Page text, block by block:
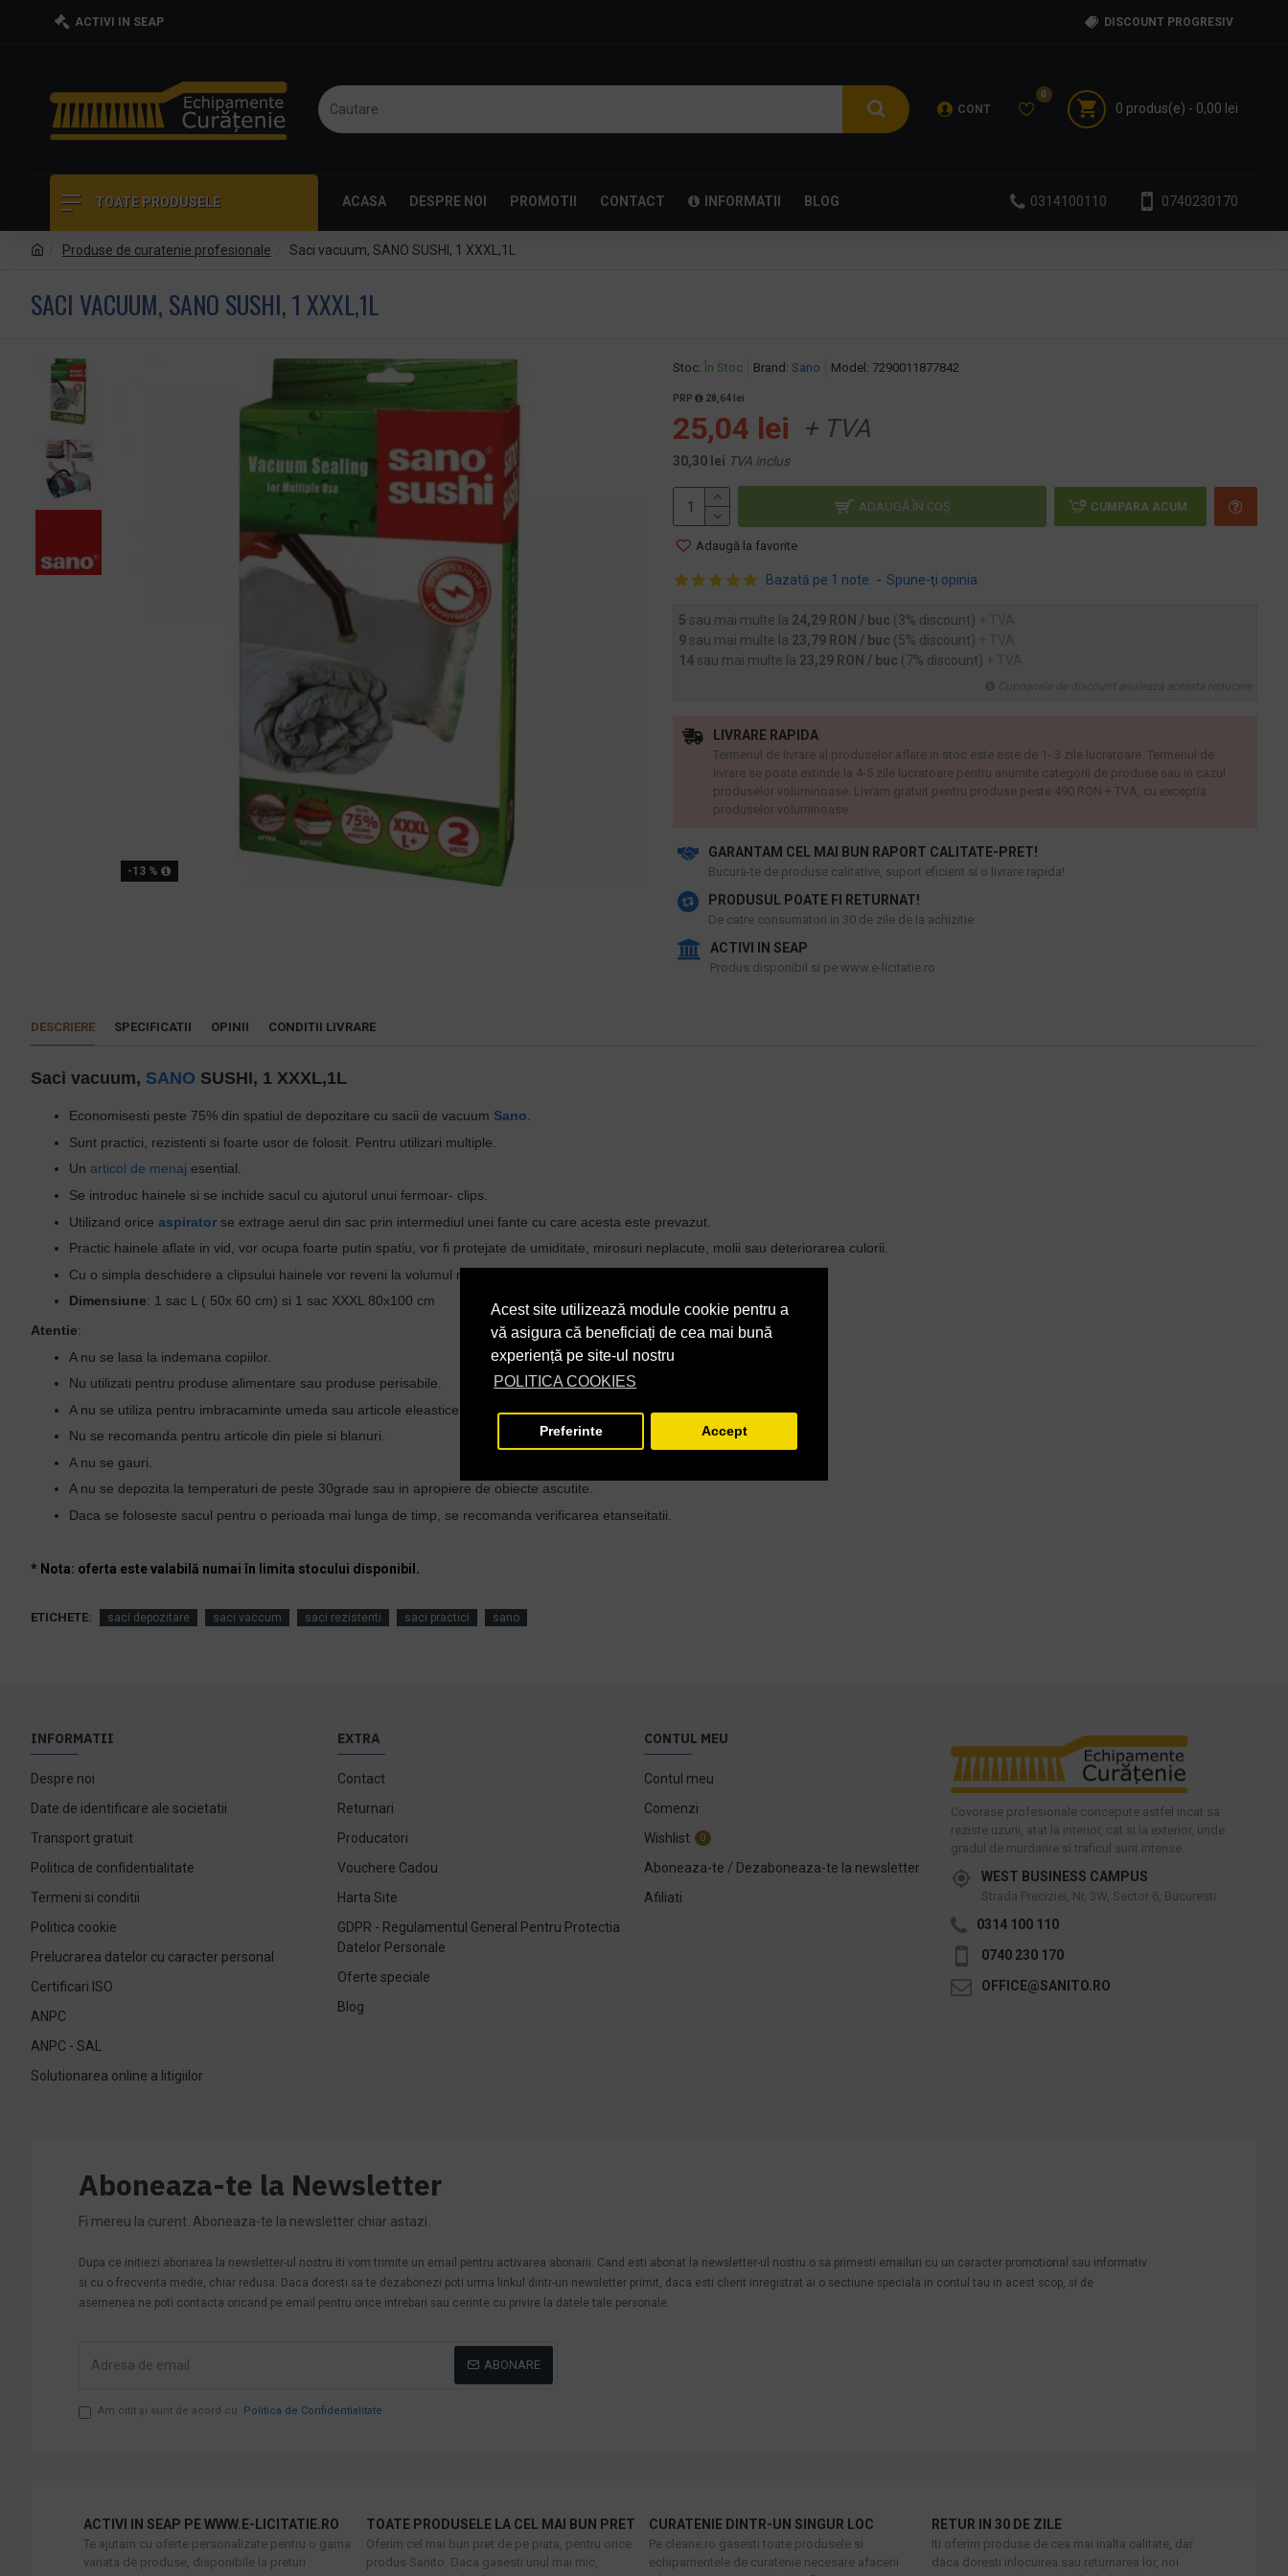
Acest site utilizează module cookie pentru a
vă asigura că beneficiați de cea mai bună
experiență pe site-ul nostru
POLITICA COOKIES
Preferinte Accept
ACTIVI IN SEAP DISCOUNT PROGRESIV
CONT
0
0 produs(e) - 0,00 lei
TOATE PRODUSELE ACASA DESPRE NOI PROMOTII CONTACT INFORMATII BLOG 0314100110 0740230170
Produse de curatenie profesionale Saci vacuum, SANO SUSHI, 1 XXXL,1L
SACI VACUUM, SANO SUSHI, 1 XXXL,1L
-13 %
Stoc: În Stoc Brand: Sano Model: 7290011877842
Bazată pe 1 note. - Spune-ţi opinia
PRP 28,64 lei
25,04 lei + TVA
30,30 lei TVA inclus
ADAUGĂ ÎN COŞ CUMPARA ACUM
Adaugă la favorite
5 sau mai multe la 24,29 RON / buc (3% discount)
9 sau mai multe la 23,79 RON / buc (5% discount)
14 sau mai multe la 23,29 RON / buc (7% discount)
GARANTAM CEL MAI BUN RAPORT CALITATE-PRET!
​Bucura-te de produse calitative, suport eficient si o livrare rapida!
PRODUSUL POATE FI RETURNAT!
De catre consumatori in 30 de zile de la achizitie
ACTIVI IN SEAP
Produs disponibil si pe www.e-licitatie.ro
LIVRARE RAPIDA
Termenul de livrare al produselor aflate in stoc este este de 1- 3 zile lucratoare. Termenul de
livrare se poate extinde la 4-5 zile lucratoare pentru anumite categorii de produse sau in cazul
produselor voluminoase. Livram gratuit pentru produse peste 490 RON + TVA, cu exceptia
produselor voluminoase.
DESCRIERE SPECIFICATII OPINII CONDITII LIVRARE
Saci vacuum, SANO SUSHI, 1 XXXL,1L
Economisesti peste 75% din spatiul de depozitare cu sacii de vacuum Sano
Sunt practici, rezistenti si foarte usor de folosit. Pentru utilizari multiple.
Un articol de menaj esential.
Se introduc hainele si se inchide sacul cu ajutorul unui fermoar- clips.
Utilizand orice aspirator se extrage aerul din sac prin intermediul unei fante cu care acesta este prevazut.
Practic hainele aflate in vid, vor ocupa foarte putin spatiu, vor fi protejate de umiditate, mirosuri neplacute, molii sau deteriorarea culorii.
Cu o simpla deschidere a clipsului hainele vor reveni la volumul normal.
Dimensiune: 1 sac L ( 50x 60 cm) si 1 sac XXXL 80x100 cm
Atentie:
A nu se lasa la indemana copiilor.
Nu utilizati pentru produse alimentare sau produse perisabile.
A nu se utiliza pentru imbracaminte umeda sau articole eleastice.
Nu se recomanda pentru articole din piele si blanuri.
A nu se gauri.
A nu se depozita la temperaturi de peste 30grade sau in apropiere de obiecte ascutite.
Daca se foloseste sacul pentru o perioada mai lunga de timp, se recomanda verificarea etanseitatii.
* Nota: oferta este valabilă numai în limita stocului disponibil.
ETICHETE: saci depozitare saci vaccum saci rezistenti saci practici sano
INFORMATII
Despre noi
Date de identificare ale societatii
Transport gratuit
Politica de confidentialitate
Termeni si conditii
Politica cookie
Prelucrarea datelor cu caracter personal
Certificari ISO
ANPC
ANPC - SAL
Solutionarea online a litigiilor
EXTRA
Contact
Returnari
Producatori
Vouchere Cadou
Harta Site
GDPR - Regulamentul General Pentru Protectia
Datelor Personale
Oferte speciale
Blog
CONTUL MEU
Contul meu
Comenzi
Wishlist
0
Aboneaza-te / Dezaboneaza-te la newsletter
Afiliati
Covorase profesionale concepute astfel incat sa
reziste uzurii, atat la interior, cat si la exterior, unde
gradul de murdarire si traficul sunt intense.
WEST BUSINESS CAMPUS
Strada Preciziei, Nr, 3W, Sector 6, Bucuresti
0314 100 110
0740 230 170
OFFICE@SANITO.RO
Aboneaza-te la Newsletter
Fi mereu la curent. Aboneaza-te la newsletter chiar astazi.
Dupa ce initiezi abonarea la newsletter-ul nostru iti vom trimite un email pentru activarea abonarii. Cand esti abonat la newsletter-ul nostru o sa primesti emailuri cu un caracter promotional sau informativ
si cu o frecventa medie, chiar redusa. Daca doresti sa te dezabonezi poti urma linkul dintr-un newsletter primit, daca esti client inregistrat ai o sectiune speciala in contul tau in acest scop, si de
asemenea ne poti contacta oricand pe email pentru orice intrebari sau cerinte cu privire la datele tale personale.
ABONARE
Am citit şi sunt de acord cu Politica de Confidentialitate
ACTIVI IN SEAP PE WWW.E-LICITATIE.RO
Te ajutam cu oferte personalizate pentru o gama
variata de produse, disponibile la preturi
TOATE PRODUSELE LA CEL MAI BUN PRET
Oferim cel mai bun pret de pe piata, pentru orice
produs Sanito. Daca gasesti unul mai mic,
CURATENIE DINTR-UN SINGUR LOC
Pe cleane.ro gasesti toate produsele si
echipamentele de curatenie necesare afacerii
RETUR IN 30 DE ZILE
Iti oferim produse de cea mai inalta calitate, dar
daca doresti inlocuirea sau returnarea lor, noi